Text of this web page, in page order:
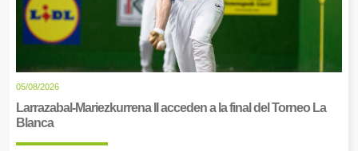
05/08/2026
Larrazabal-Mariezkurrena II acceden a la final del Torneo La
Blanca